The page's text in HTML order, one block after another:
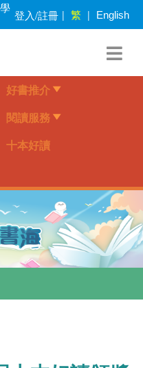
登入/註冊 | 繁 | English
好書推介
閱讀服務
十本好讀